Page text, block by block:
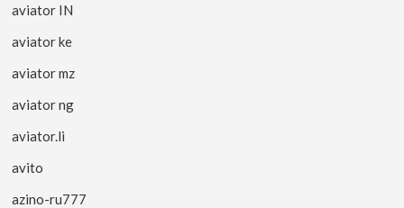
aviator IN
aviator ke
aviator mz
aviator ng
aviator.li
avito
azino-ru777